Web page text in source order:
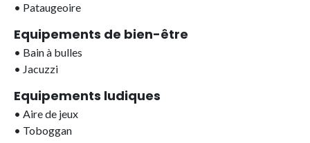
• Pataugeoire
Equipements de bien-être
• Bain à bulles
• Jacuzzi
Equipements ludiques
• Aire de jeux
• Toboggan